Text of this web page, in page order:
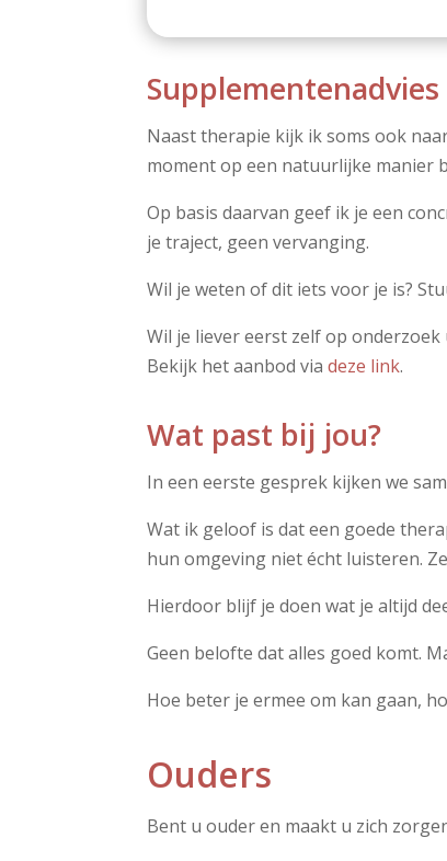
Supplementenadvies
Naast therapie kijk ik soms ook
moment op een natuurlijke manier
Op basis daarvan geef ik je een
je traject, geen vervanging.
Wil je weten of dit iets voor je is?
Wil je liever eerst zelf op
Bekijk het aanbod viadeze link.
Wat past bij jou?
In een eerste gesprek kijken we
Wat ik geloof is dat een goede
hun omgeving niet écht luisteren.
Hierdoor blijf je doen wat je altijd
Geen belofte dat alles goed komt.
Hoe beter je ermee om kan gaan,
Ouders
Bent u ouder en maakt u zich